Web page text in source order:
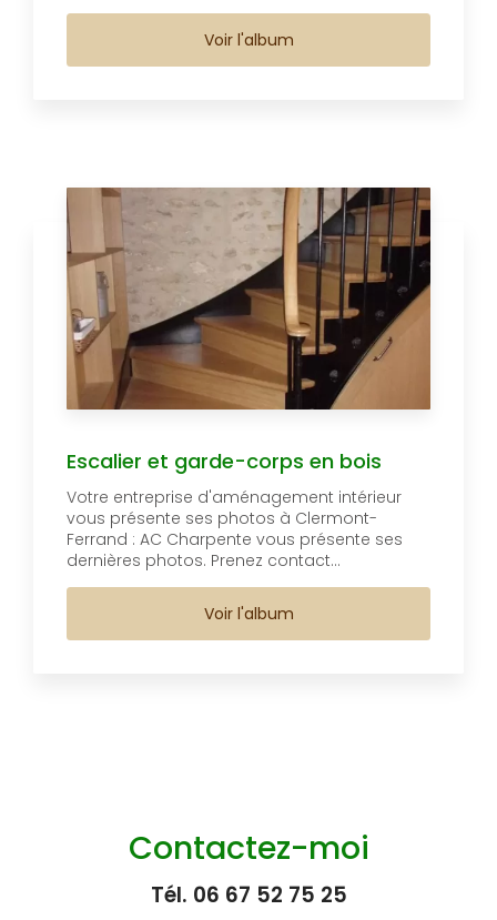
Voir l'album
Escalier et garde-corps en bois
Votre entreprise d'aménagement intérieur
vous présente ses photos à Clermont-
Ferrand : AC Charpente vous présente ses
dernières photos. Prenez contact...
Voir l'album
Contactez-moi
Tél. 06 67 52 75 25